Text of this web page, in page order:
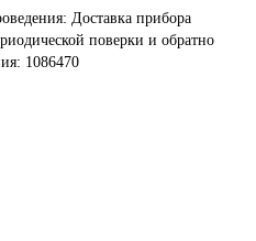
Доставка прибора
поверки и обратно
1086470